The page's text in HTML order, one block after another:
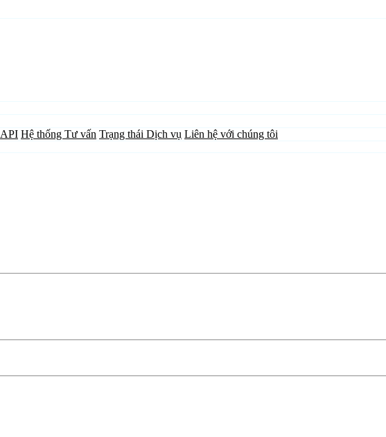
API Hệ thống Tư vấn Trạng thái Dịch vụ Liên hệ với chúng tôi